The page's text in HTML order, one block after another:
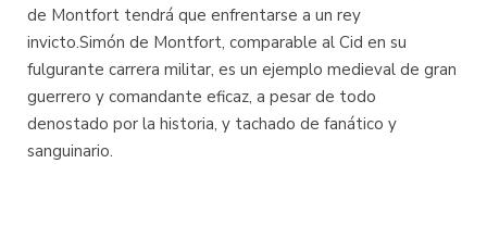
de Montfort tendrá que enfrentarse a un rey
invicto.Simón de Montfort, comparable al Cid en su
fulgurante carrera militar, es un ejemplo medieval de gran
guerrero y comandante eficaz, a pesar de todo
denostado por la historia, y tachado de fanático y
sanguinario.